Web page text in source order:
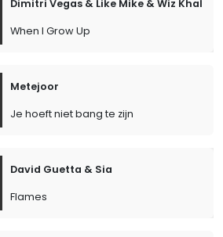
Dimitri Vegas & Like Mike & Wiz Khalifa
When I Grow Up
Metejoor
Je hoeft niet bang te zijn
David Guetta & Sia
Flames